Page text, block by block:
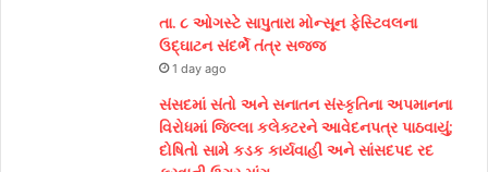
તા. ૮ ઓગસ્ટે સાપુતારા મોન્સૂન ફેસ્ટિવલના
ઉદ્ઘાટન સંદર્ભે તંત્ર સજ્જ
1 day ago
સંસદમાં સંતો અને સનાતન સંસ્કૃતિના અપમાનના
વિરોધમાં જિલ્લા કલેક્ટરને આવેદનપત્ર પાઠવાયું;
દોષિતો સામે કડક કાર્યવાહી અને સાંસદપદ રદ